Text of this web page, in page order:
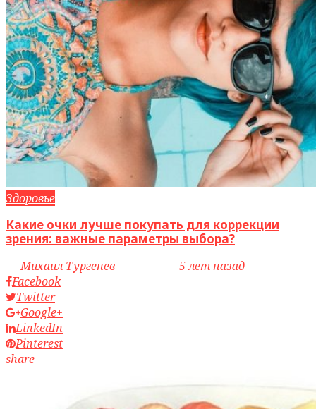
Здоровье
Какие очки лучше покупать для коррекции
зрения: важные параметры выбора?
byМихаил Тургенев
5 лет назад
Facebook
Twitter
Google+
LinkedIn
Pinterest
share